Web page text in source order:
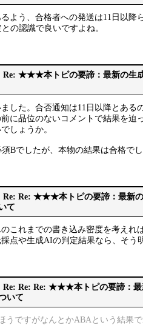
よう、合格者への発送は11日以
の認識で良いですよね。
Re: ★★★本トピの要諦：最新の生
した。合否通知は11日以降とあ
に品位のないコメントで結果を
しょうか。
Bでしたが、本物の結果は合格で
Re: Re: ★★★本トピの要諦：最新
て
これまでの書き込み密度を考えれ
点や生成AIの判定結果なら、そう
Re: Re: Re: ★★★本トピの要諦：最
いて
うですがなんとかABAという結果